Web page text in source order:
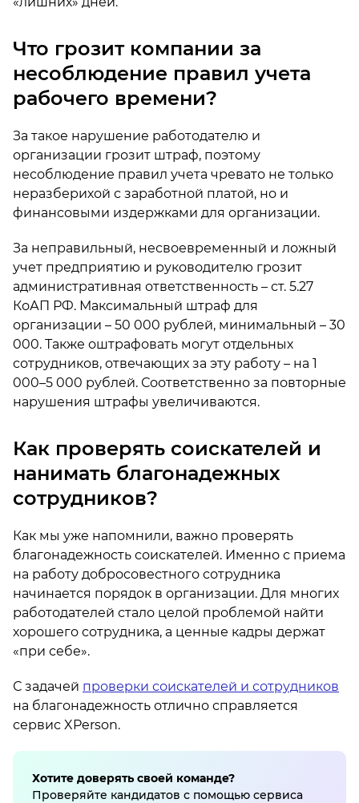
Что грозит компании за
несоблюдение правил учета
рабочего времени?
За такое нарушение работодателю и
организации грозит штраф, поэтому
несоблюдение правил учета чревато не только
неразберихой с заработной платой, но и
финансовыми издержками для организации.
За неправильный, несвоевременный и ложный
учет предприятию и руководителю грозит
административная ответственность – ст. 5.27
КоАП РФ. Максимальный штраф для
организации – 50 000 рублей, минимальный – 30
000. Также оштрафовать могут отдельных
сотрудников, отвечающих за эту работу – на 1
000–5 000 рублей. Соответственно за повторные
нарушения штрафы увеличиваются.
Как проверять соискателей и
нанимать благонадежных
сотрудников?
Как мы уже напомнили, важно проверять
благонадежность соискателей. Именно с приема
на работу добросовестного сотрудника
начинается порядок в организации. Для многих
работодателей стало целой проблемой найти
хорошего сотрудника, а ценные кадры держат
«при себе».
С задачей проверки соискателей и сотрудников
на благонадежность отлично справляется
сервис XPerson.
Хотите доверять своей команде?
Проверяйте кандидатов с помощью сервиса